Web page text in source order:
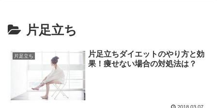
片足立ち
片足立ち
片足立ちダイエットのやり方と効
果！痩せない場合の対処法は？